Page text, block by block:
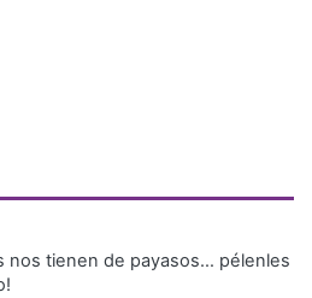
nos tienen de payasos… pélenles